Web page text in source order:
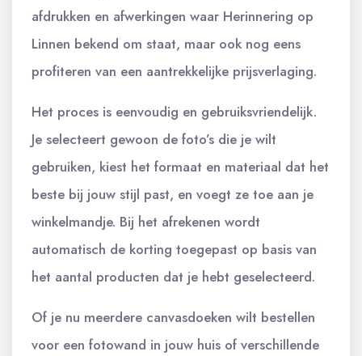
afdrukken en afwerkingen waar Herinnering op
Linnen bekend om staat, maar ook nog eens
profiteren van een aantrekkelijke prijsverlaging.
Het proces is eenvoudig en gebruiksvriendelijk.
Je selecteert gewoon de foto’s die je wilt
gebruiken, kiest het formaat en materiaal dat het
beste bij jouw stijl past, en voegt ze toe aan je
winkelmandje. Bij het afrekenen wordt
automatisch de korting toegepast op basis van
het aantal producten dat je hebt geselecteerd.
Of je nu meerdere canvasdoeken wilt bestellen
voor een fotowand in jouw huis of verschillende